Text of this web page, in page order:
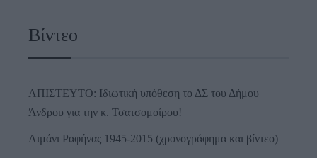
Βίντεο
ΑΠΙΣΤΕΥΤΟ: Ιδιωτική υπόθεση το ΔΣ του Δήμου
Άνδρου για την κ. Τσατσομοίρου!
Λιμάνι Ραφήνας 1945-2015 (χρονογράφημα και βίντεο)